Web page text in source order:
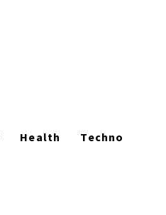
Health Techno